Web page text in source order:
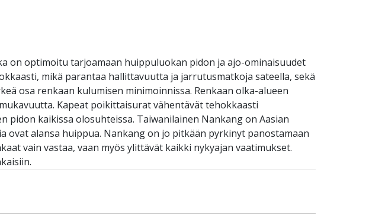
on optimoitu tarjoamaan huippuluokan pidon ja ajo-ominaisuudet
mikä parantaa hallittavuutta ja jarrutusmatkoja sateella, sekä
osa renkaan kulumisen minimoinnissa. Renkaan olka-alueen
Kapeat poikittaisurat vähentävät tehokkaasti
pidon kaikissa olosuhteissa. Taiwanilainen Nankang on Aasian
alansa huippua. Nankang on jo pitkään pyrkinyt panostamaan
vain vastaa, vaan myös ylittävät kaikki nykyajan vaatimukset.